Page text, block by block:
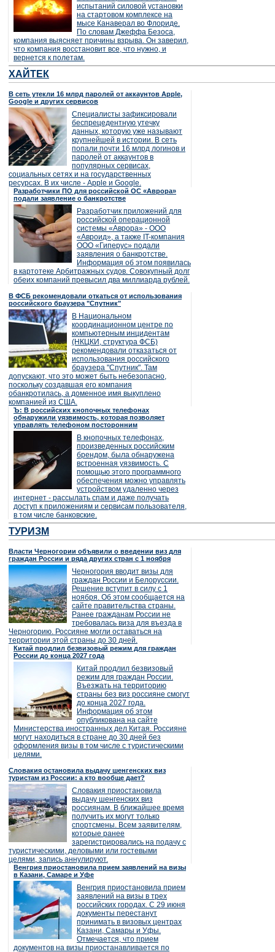
испытаний силовой установки
на стартовом комплексе на
мысе Канаверал во Флориде.
По словам Джеффа Безоса,
компания выясняет причины взрыва. Он заверил,
что компания восстановит все, что нужно, и
вернется к полетам.
ХАЙТЕК
В сеть утекли 16 млрд паролей от аккаунтов Apple,
Google и других сервисов
Специалисты зафиксировали
беспрецедентную утечку
данных, которую уже называют
крупнейшей в истории. В сеть
попали почти 16 млрд логинов и
паролей от аккаунтов в
популярных сервисах,
социальных сетях и на государственных
ресурсах. В их числе - Apple и Google.
Разработчики ПО для российской ОС «Аврора»
подали заявление о банкротстве
Разработчик приложений для
российской операционной
системы «Аврора» - ООО
«Авроид», а также IT-компания
ООО «Гиперус» подали
заявления о банкротстве.
Информация об этом появилась
в картотеке Арбитражных судов. Совокупный долг
обеих компаний превысил два миллиарда рублей.
В ФСБ рекомендовали откаться от использования
российского браузера "Спутник"
В Национальном
координационном центре по
компьютерным инцидентам
(НКЦКИ, структура ФСБ)
рекомендовали отказаться от
использования российского
браузера "Спутник". Там
допускают, что это может быть небезопасно,
поскольку создавшая его компания
обанкротилась, а доменное имя выкуплено
компанией из США.
Ъ: В российских кнопочных телефонах
обнаружили уязвимость, которая позволяет
управлять телефоном посторонним
В кнопочных телефонах,
произведенных российским
брендом, была обнаружена
встроенная уязвимость. С
помощью этого программного
обеспечения можно управлять
устройством удаленно через
интернет - рассылать спам и даже получать
доступ к приложениям и сервисам пользователя,
в том числе банковские.
ТУРИЗМ
Власти Черногории объявили о введении виз для
граждан России и ряда других стран с 1 ноября
Черногория вводит визы для
граждан России и Белоруссии.
Решение вступит в силу с 1
ноября. Об этом сообщается на
сайте правительства страны.
Ранее гражданам России не
требовалась виза для въезда в
Черногорию. Россияне могли оставаться на
территории этой страны до 30 дней.
Китай продлил безвизовый режим для граждан
России до конца 2027 года
Китай продлил безвизовый
режим для граждан России.
Въезжать на территорию
страны без виз россияне смогут
до конца 2027 года.
Информация об этом
опубликована на сайте
Министерства иностранных дел Китая. Россияне
могут находиться в стране до 30 дней без
оформления визы в том числе с туристическими
целями.
Словакия остановила выдачу шенгенских виз
туристам из России: а кто вообще дает?
Словакия приостановила
выдачу шенгенских виз
россиянам. В ближайшее время
получить их могут только
спортсмены. Всем заявителям,
которые ранее
зарегистрировались на подачу с
туристическими, деловыми или гостевыми
целями, запись аннулируют.
Венгрия приостановила прием заявлений на визы
в Казани, Самаре и Уфе
Венгрия приостановила прием
заявлений на визы в трех
российских городах. С 29 июня
документы перестанут
принимать в визовых центрах
Казани, Самары и Уфы.
Отмечается, что прием
документов на визы приостанавливается по